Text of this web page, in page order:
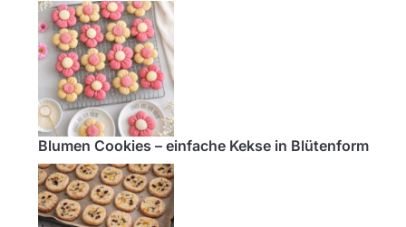
Blumen Cookies – einfache Kekse in Blütenform